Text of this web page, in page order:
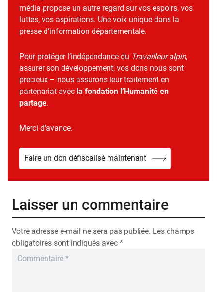
média propose un autre regard sur vos espoirs, vos
luttes, vos aspirations. Une voix unique dans la
presse d’information départementale.
Pour protéger l’indépendance du Travailleur alpin,
assurer son développement, vos dons nous sont
précieux – nous assurons leur traitement en
partenariat avec la fondation l’Humanité en
partage.
Merci d’avance.
Faire un don défiscalisé maintenant
Laisser un commentaire
Votre adresse e-mail ne sera pas publiée. Les champs
obligatoires sont indiqués avec *